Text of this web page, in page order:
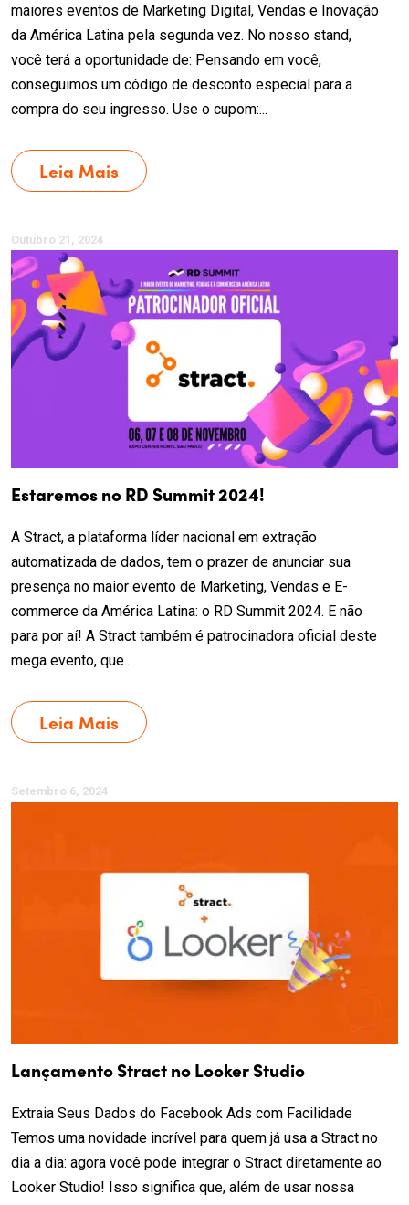
maiores eventos de Marketing Digital, Vendas e Inovação
da América Latina pela segunda vez. No nosso stand,
você terá a oportunidade de: Pensando em você,
conseguimos um código de desconto especial para a
compra do seu ingresso. Use o cupom:...
Leia Mais
Outubro 21, 2024
Estaremos no RD Summit 2024!
A Stract, a plataforma líder nacional em extração
automatizada de dados, tem o prazer de anunciar sua
presença no maior evento de Marketing, Vendas e E-
commerce da América Latina: o RD Summit 2024. E não
para por aí! A Stract também é patrocinadora oficial deste
mega evento, que...
Leia Mais
Setembro 6, 2024
Lançamento Stract no Looker Studio
Extraia Seus Dados do Facebook Ads com Facilidade
Temos uma novidade incrível para quem já usa a Stract no
dia a dia: agora você pode integrar o Stract diretamente ao
Looker Studio! Isso significa que, além de usar nossa